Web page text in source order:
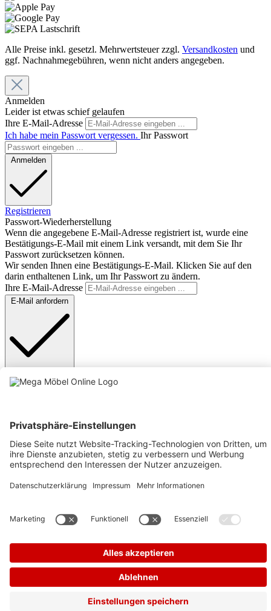
Alle Preise inkl. gesetzl. Mehrwertsteuer zzgl. Versandkosten und
ggf. Nachnahmegebühren, wenn nicht anders angegeben.
Anmelden
Leider ist etwas schief gelaufen
Ihre E-Mail-Adresse
Ich habe mein Passwort vergessen. Ihr Passwort
Anmelden
Registrieren
Passwort-Wiederherstellung
Wenn die angegebene E-Mail-Adresse registriert ist, wurde eine
Bestätigungs-E-Mail mit einem Link versandt, mit dem Sie Ihr
Passwort zurücksetzen können.
Wir senden Ihnen eine Bestätigungs-E-Mail. Klicken Sie auf den
darin enthaltenen Link, um Ihr Passwort zu ändern.
Ihre E-Mail-Adresse
E-Mail anfordern
Text vergrößern Hochkontrastmodus
Animationen stoppen
Überschriften hervorheben
Großer Cursor
Leseführung
Bilder ausblenden
Zurücksetzen